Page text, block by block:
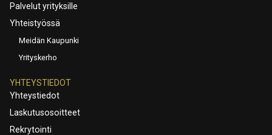
Palvelut yrityksille
Yhteistyössä
Meidän Kaupunki
Yrityskerho
YHTEYSTIEDOT
Yhteystiedot
Laskutusosoitteet
Rekrytointi